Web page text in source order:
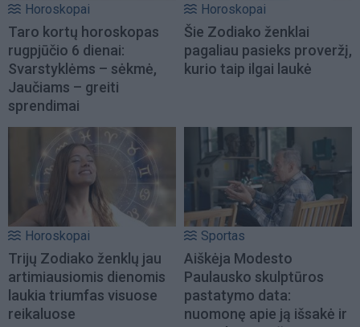
Horoskopai
Taro kortų horoskopas
rugpjūčio 6 dienai:
Svarstyklėms – sėkmė,
Jaučiams – greiti
sprendimai
Horoskopai
Šie Zodiako ženklai
pagaliau pasieks proveržį,
kurio taip ilgai laukė
Horoskopai
Trijų Zodiako ženklų jau
artimiausiomis dienomis
laukia triumfas visuose
reikaluose
Sportas
Aiškėja Modesto
Paulausko skulptūros
pastatymo data:
nuomonę apie ją išsakė ir